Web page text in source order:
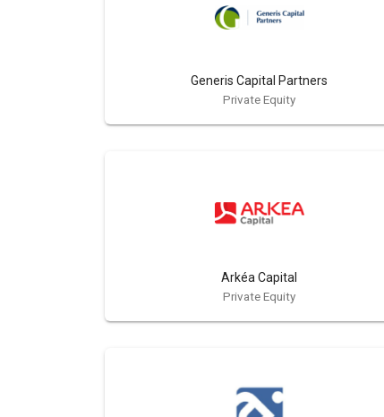
Generis Capital Partners
Private Equity
Arkéa Capital
Private Equity